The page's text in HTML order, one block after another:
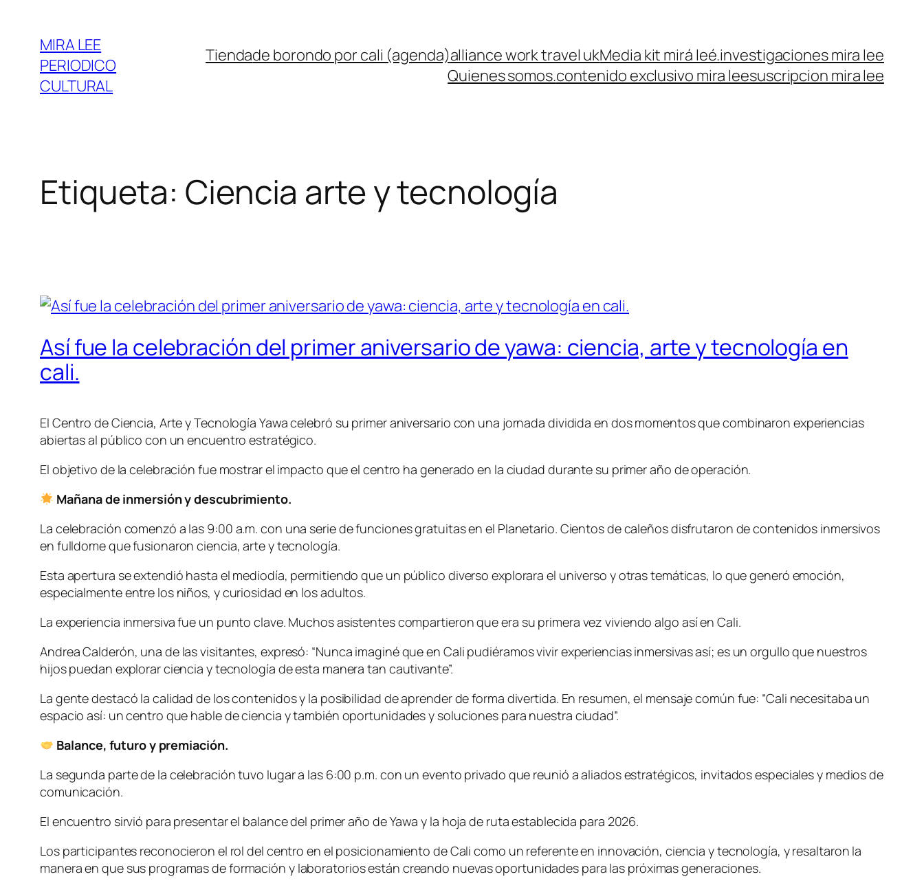
contenido
MIRA LEE
PERIODICO
CULTURAL
Tiendade borondo por cali (agenda)alliance work travel ukMedia kit mirá leé.investigaciones mira lee
Quienes somos.contenido exclusivo mira leesuscripcion mira lee
Etiqueta: Ciencia arte y tecnología
Así fue la celebración del primer aniversario de yawa: ciencia, arte y tecnología en
cali.
El Centro de Ciencia, Arte y Tecnología Yawa celebró su primer aniversario con una jornada dividida en dos momentos que combinaron experiencias
abiertas al público con un encuentro estratégico.
El objetivo de la celebración fue mostrar el impacto que el centro ha generado en la ciudad durante su primer año de operación.
Mañana de inmersión y descubrimiento.
La celebración comenzó a las 9:00 a.m. con una serie de funciones gratuitas en el Planetario. Cientos de caleños disfrutaron de contenidos inmersivos
en fulldome que fusionaron ciencia, arte y tecnología.
Esta apertura se extendió hasta el mediodía, permitiendo que un público diverso explorara el universo y otras temáticas, lo que generó emoción,
especialmente entre los niños, y curiosidad en los adultos.
La experiencia inmersiva fue un punto clave. Muchos asistentes compartieron que era su primera vez viviendo algo así en Cali.
Andrea Calderón, una de las visitantes, expresó: “Nunca imaginé que en Cali pudiéramos vivir experiencias inmersivas así; es un orgullo que nuestros
hijos puedan explorar ciencia y tecnología de esta manera tan cautivante”.
La gente destacó la calidad de los contenidos y la posibilidad de aprender de forma divertida. En resumen, el mensaje común fue: “Cali necesitaba un
espacio así: un centro que hable de ciencia y también oportunidades y soluciones para nuestra ciudad”.
Balance, futuro y premiación.
La segunda parte de la celebración tuvo lugar a las 6:00 p.m. con un evento privado que reunió a aliados estratégicos, invitados especiales y medios de
comunicación.
El encuentro sirvió para presentar el balance del primer año de Yawa y la hoja de ruta establecida para 2026.
Los participantes reconocieron el rol del centro en el posicionamiento de Cali como un referente en innovación, ciencia y tecnología, y resaltaron la
manera en que sus programas de formación y laboratorios están creando nuevas oportunidades para las próximas generaciones.